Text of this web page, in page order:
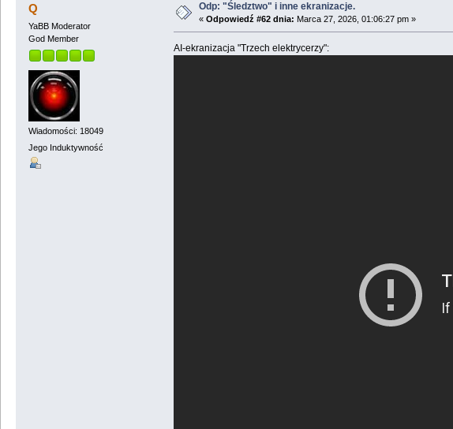
Q
YaBB Moderator
God Member
Wiadomości: 18049
Jego Induktywność
Odp: "Śledztwo" i inne ekranizacje.
« Odpowiedź #62 dnia: Marca 27, 2026, 01:06:27 pm »
AI-ekranizacja "Trzech elektrycerzy":